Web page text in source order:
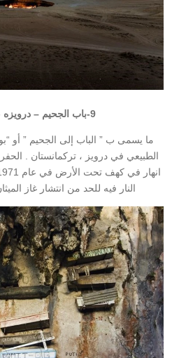
9- باب الجحيم – درويزه
ما يسمى ب ” الباب إلى الجحيم ” أو
الطبيعي في درويز ، تركمانستان .
النار فيه للحد من انتشار غاز